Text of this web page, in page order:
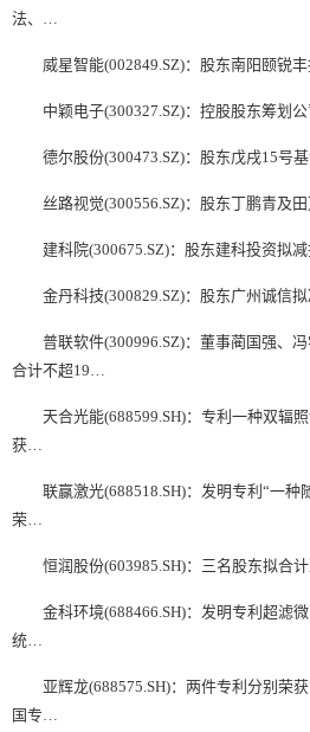
法、…
威星智能(002849.SZ)：股东南阳颐锐丰
中颖电子(300327.SZ)：控股股东筹划公
德尔股份(300473.SZ)：股东戊戌15号基
丝路视觉(300556.SZ)：股东丁鹏青及田
建科院(300675.SZ)：股东建科投资拟减
金丹科技(300829.SZ)：股东广州诚信拟
普联软件(300996.SZ)：董事蔺国强、冯
合计不超19…
天合光能(688599.SH)：专利一种双辐照
获…
联赢激光(688518.SH)：发明专利“一种
荣…
恒润股份(603985.SH)：三名股东拟合计
金科环境(688466.SH)：发明专利超滤微
统…
亚辉龙(688575.SH)：两件专利分别荣获
国专…